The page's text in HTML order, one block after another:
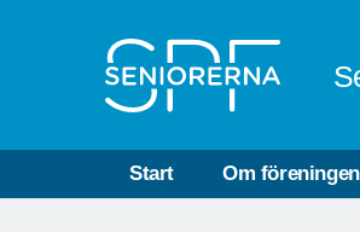
Start Om föreningen